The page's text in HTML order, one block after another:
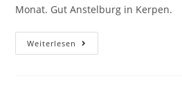
Monat. Gut Anstelburg in Kerpen.
Weiterlesen